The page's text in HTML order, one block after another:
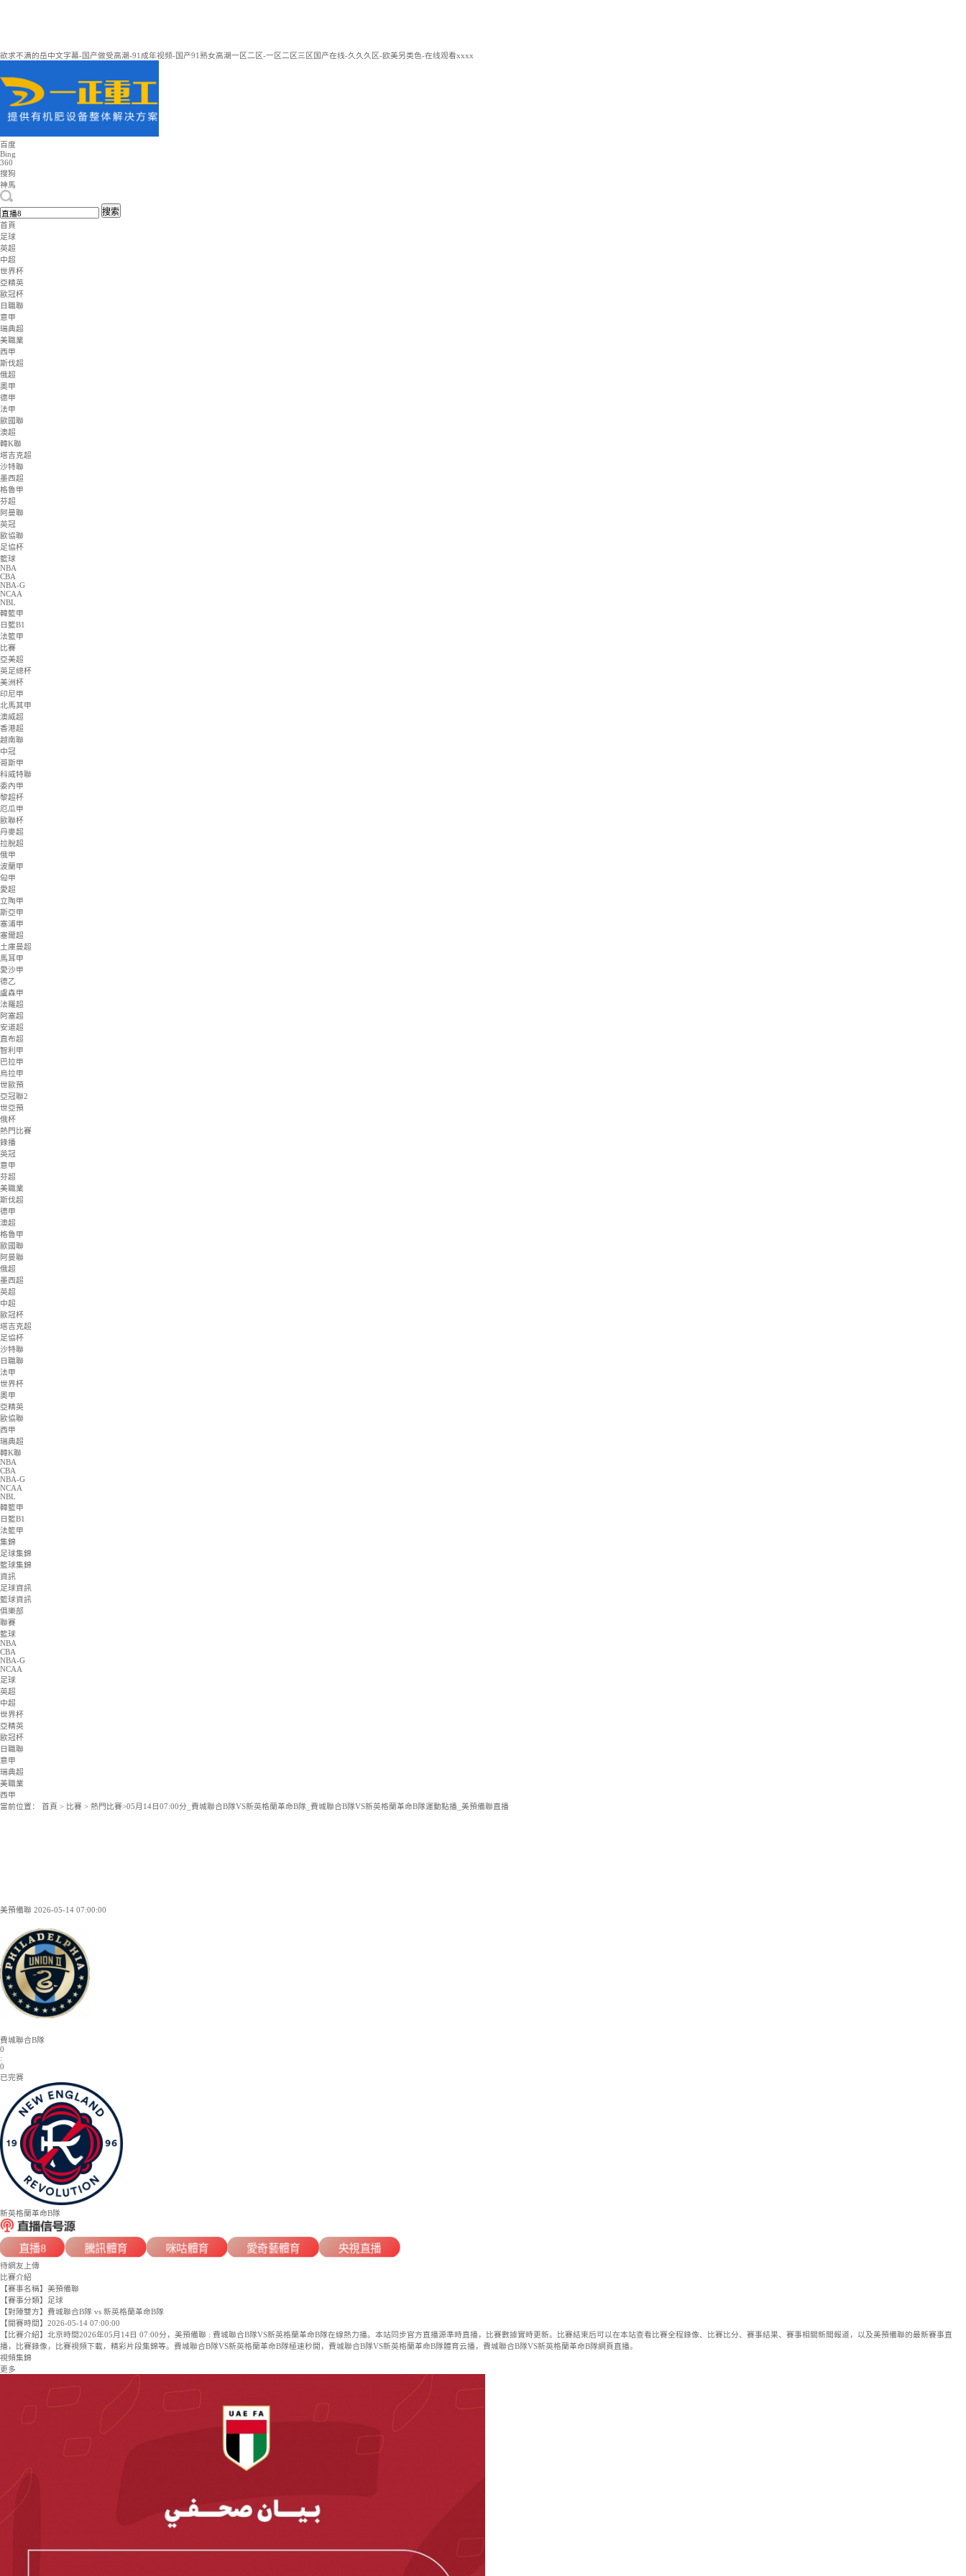
欲求不满的岳中文字幕-国产做受高潮-91成年视频-国产91熟女高潮一区二区-一区二区三区国产在线-久久久区-欧美另类色-在线观看xxxx
百度
Bing
360
搜狗
神馬
首頁
足球
英超
中超
世界杯
亞精英
歐冠杯
日職聯
意甲
瑞典超
美職業
西甲
斯伐超
俄超
奧甲
德甲
法甲
歐國聯
澳超
韓K聯
塔吉克超
沙特聯
墨西超
格魯甲
芬超
阿曼聯
英冠
歐協聯
足協杯
籃球
NBA
CBA
NBA-G
NCAA
NBL
韓籃甲
日籃B1
法籃甲
比賽
亞美超
英足總杯
美洲杯
印尼甲
北馬其甲
澳威超
香港超
越南聯
中冠
哥斯甲
科威特聯
委內甲
黎超杯
厄瓜甲
歐聯杯
丹麥超
拉脫超
俄甲
波蘭甲
匈甲
愛超
立陶甲
斯亞甲
塞浦甲
塞爾超
土庫曼超
馬耳甲
愛沙甲
德乙
盧森甲
法羅超
阿塞超
安道超
直布超
智利甲
巴拉甲
烏拉甲
世歐預
亞冠聯2
世亞預
俄杯
熱門比賽
錄播
英冠
意甲
芬超
美職業
斯伐超
德甲
澳超
格魯甲
歐國聯
阿曼聯
俄超
墨西超
英超
中超
歐冠杯
塔吉克超
足協杯
沙特聯
日職聯
法甲
世界杯
奧甲
亞精英
歐協聯
西甲
瑞典超
韓K聯
NBA
CBA
NBA-G
NCAA
NBL
韓籃甲
日籃B1
法籃甲
集錦
足球集錦
籃球集錦
資訊
足球資訊
籃球資訊
俱樂部
聯賽
世界杯
歐冠杯
日職聯
意甲
瑞典超
美職業
西甲
當前位置：首頁>比賽
美預備聯 2026-05-14 07:00:00
費城聯合B隊
0
已完赛
直播8 咪咕體育 愛奇藝體育